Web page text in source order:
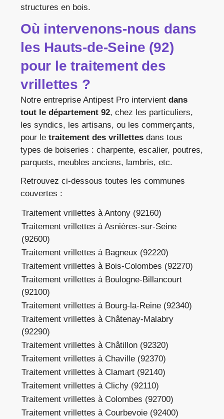
structures en bois.
Où intervenons-nous dans
les Hauts-de-Seine (92)
pour le traitement des
vrillettes ?
Notre entreprise Antipest Pro intervient dans
tout le département 92, chez les particuliers,
les syndics, les artisans, ou les commerçants,
pour le traitement des vrillettes dans tous
types de boiseries : charpente, escalier, poutres,
parquets, meubles anciens, lambris, etc.
Retrouvez ci-dessous toutes les communes
couvertes :
Traitement vrillettes à Antony (92160)
Traitement vrillettes à Asnières-sur-Seine
(92600)
Traitement vrillettes à Bagneux (92220)
Traitement vrillettes à Bois-Colombes (92270)
Traitement vrillettes à Boulogne-Billancourt
(92100)
Traitement vrillettes à Bourg-la-Reine (92340)
Traitement vrillettes à Châtenay-Malabry
(92290)
Traitement vrillettes à Châtillon (92320)
Traitement vrillettes à Chaville (92370)
Traitement vrillettes à Clamart (92140)
Traitement vrillettes à Clichy (92110)
Traitement vrillettes à Colombes (92700)
Traitement vrillettes à Courbevoie (92400)